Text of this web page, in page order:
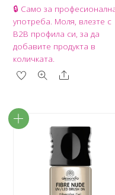
ц
н
н
с
о
5
🔒 Само за
употреба. Моля, влезте с
B2B профила си, за да
добавите продукта в
количката.
Share